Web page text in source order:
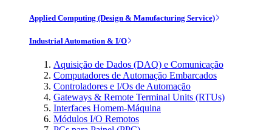
Applied Computing (Design & Manufacturing Service)
Industrial Automation & I/O
Aquisição de Dados (DAQ) e Comunicação
Computadores de Automação Embarcados
Controladores e I/Os de Automação
Gateways & Remote Terminal Units (RTUs)
Interfaces Homem-Máquina
Módulos I/O Remotos